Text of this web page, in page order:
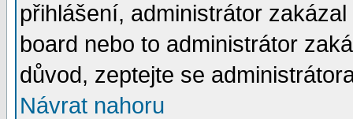
přihlášení, administrátor
board nebo to administrátor
důvod, zeptejte se
Návrat nahoru